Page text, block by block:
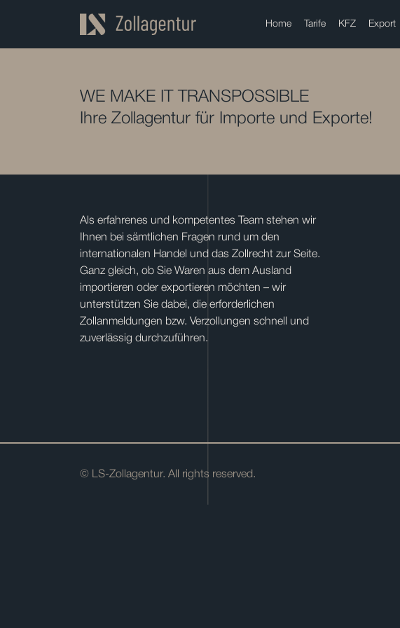
Home Tarife KFZ Export
WE MAKE IT TRANSPOSSIBLE
Ihre Zollagentur für Importe und Exporte!
Als erfahrenes und kompetentes Team stehen wir
Ihnen bei sämtlichen Fragen rund um den
internationalen Handel und das Zollrecht zur Seite.
Ganz gleich, ob Sie Waren aus dem Ausland
importieren oder exportieren möchten – wir
unterstützen Sie dabei, die erforderlichen
Zollanmeldungen bzw. Verzollungen schnell und
zuverlässig durchzuführen.
© LS-Zollagentur. All rights reserved.